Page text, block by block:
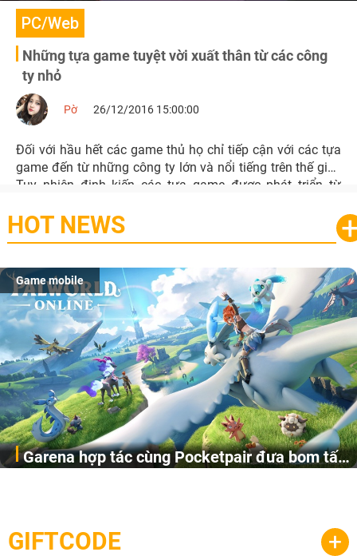
PC/Web
Những tựa game tuyệt vời xuất thân từ các công
ty nhỏ
Pờ 26/12/2016 15:00:00
Đối với hầu hết các game thủ họ chỉ tiếp cận với các tựa
game đến từ những công ty lớn và nổi tiếng trên thế giới.
Tuy nhiên định kiến các tựa game được phát triển từ
HOT NEWS
Game mobile
Garena hợp tác cùng Pocketpair đưa bom tấn
cầu, theo giấy phép chính thức từ công ty game Nhật Bản
Pocketpair, Inc.
GIFTCODE +